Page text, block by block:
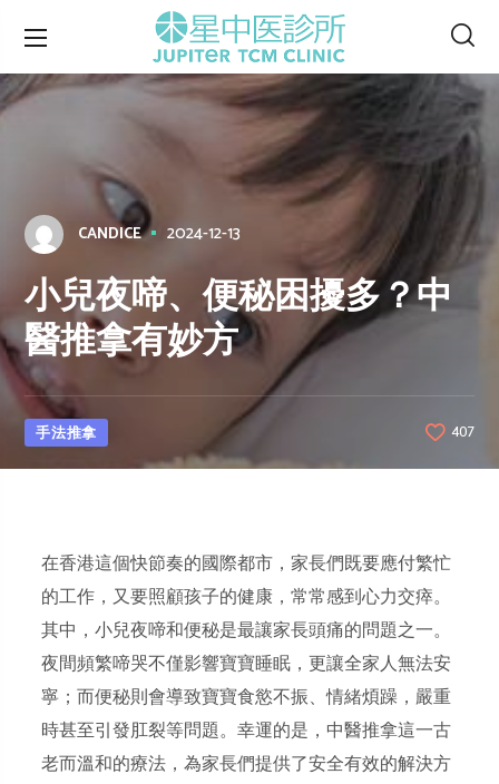
CANDICE 2024-12-13
小兒夜啼、便秘困擾多？中
醫推拿有妙方
手法推拿 407
在香港這個快節奏的國際都市，家長們既要應付繁忙
的工作，又要照顧孩子的健康，常常感到心力交瘁。
其中，小兒夜啼和便秘是最讓家長頭痛的問題之一。
夜間頻繁啼哭不僅影響寶寶睡眠，更讓全家人無法安
寧；而便秘則會導致寶寶食慾不振、情緒煩躁，嚴重
時甚至引發肛裂等問題。幸運的是，中醫推拿這一古
老而溫和的療法，為家長們提供了安全有效的解決方